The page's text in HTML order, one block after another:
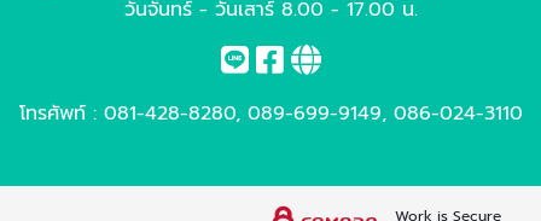
วันจันทร์ - วันเสาร์ 8.00 - 17.00 น.
โทรศัพท์ : 081-428-8280, 089-699-9149, 086-024-3110
Work is Secure